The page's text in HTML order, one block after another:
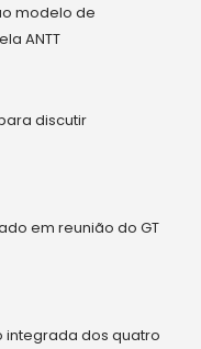
modelo de
ANTT
discutir
em reunião do GT
integrada dos quatro